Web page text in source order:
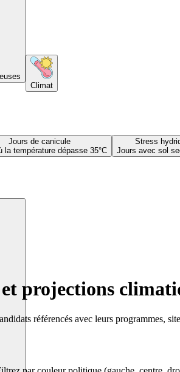
Climat
Jours de canicule
la température dépasse 35°C
Stress
Jours avec sol
projections
référencés avec leurs programmes,